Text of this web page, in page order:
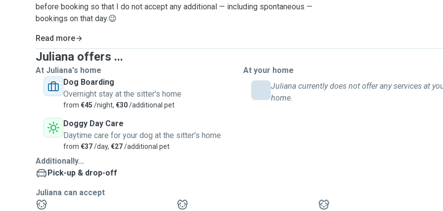
before booking so that I do not accept any additional — including spontaneous —
bookings on that day.😉
Read more
Juliana offers ...
At Juliana's home
Dog Boarding
Overnight stay at the sitter's home
from €45 /night, €30/additional pet
Doggy Day Care
Daytime care for your dog at the sitter's home
from €37/day, €27/additional pet
At your home
Juliana currently does not offer any services at
home.
Additionally...
Pick-up & drop-off
Juliana can accept